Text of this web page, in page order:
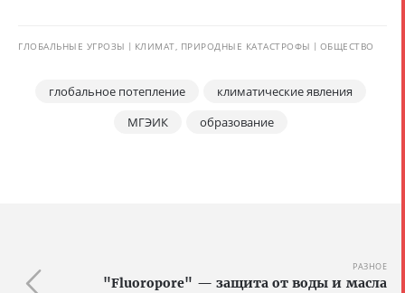
ГЛОБАЛЬНЫЕ УГРОЗЫ КЛИМАТ, ПРИРОДНЫЕ КАТАСТРОФЫ ОБЩЕСТВО
глобальное потепление
климатические явления
МГЭИК
образование
РАЗНОЕ
"Fluoropore" — защита от воды и масла